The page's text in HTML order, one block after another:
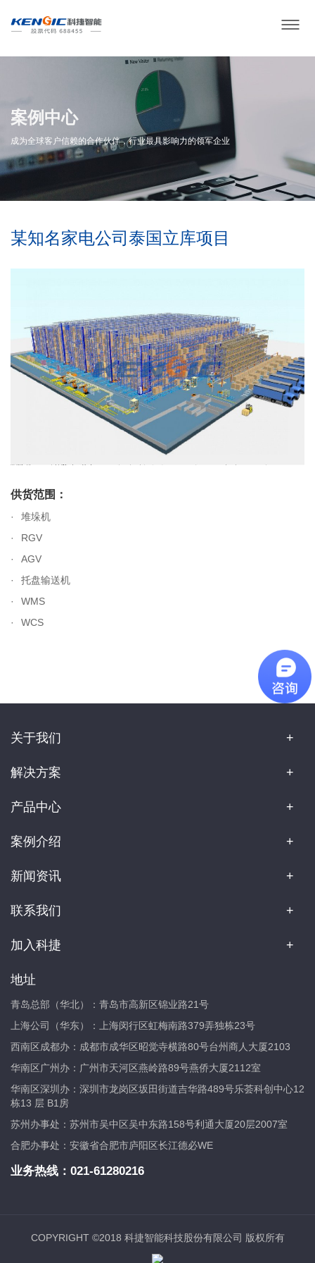
案例中心
成为全球客户信赖的合作伙伴，行业最具影响力的领军企业
某知名家电公司泰国立库项目
供货范围：
堆垛机
RGV
AGV
托盘输送机
WMS
WCS
关于我们
解决方案
产品中心
案例介绍
新闻资讯
联系我们
加入科捷
地址
青岛总部（华北）：青岛市高新区锦业路21号
上海公司（华东）：上海闵行区虹梅南路379弄独栋23号
西南区成都办：成都市成华区昭觉寺横路80号台州商人大厦2103
华南区广州办：广州市天河区燕岭路89号燕侨大厦2112室
华南区深圳办：深圳市龙岗区坂田街道吉华路489号乐荟科创中心12
栋13 层 B1房
苏州办事处：苏州市吴中区吴中东路158号利通大厦20层2007室
合肥办事处：安徽省合肥市庐阳区长江德必WE
业务热线： 021-61280216
COPYRIGHT ©2018 科捷智能科技股份有限公司 版权所有